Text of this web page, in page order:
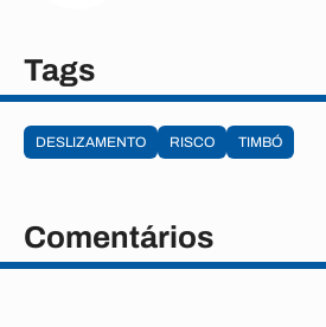
Tags
DESLIZAMENTO RISCO TIMBÓ
Comentários